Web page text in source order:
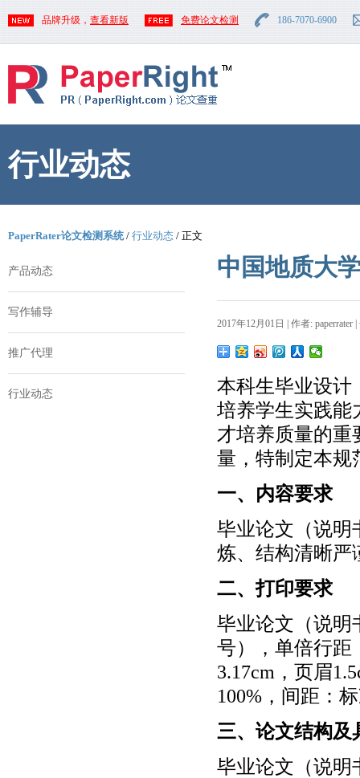
品牌升级， 查看新版 免费论文检测 186-7070-6900
行业动态
PaperRater论文检测系统/ 行业动态 / 正文
产品动态
写作辅导
推广代理
行业动态
中国地质大
2017年12月01日 | 作者: paperrater
本科生毕业设计
培养学生实践能
才培养质量的重
量，特制定本规
一、内容要求
毕业论文（说明
炼、结构清晰严
二、打印要求
毕业论文（说明
号），单倍行距
3.17cm，页眉
100%，间距：
三、论文结构及
毕业论文（说明